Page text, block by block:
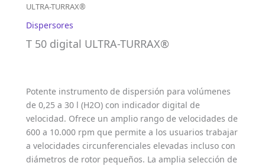
ULTRA-TURRAX®
Dispersores
T 50 digital ULTRA-TURRAX®
Potente instrumento de dispersión para volúmenes
de 0,25 a 30 l (H2O) con indicador digital de
velocidad. Ofrece un amplio rango de velocidades de
600 a 10.000 rpm que permite a los usuarios trabajar
a velocidades circunferenciales elevadas incluso con
diámetros de rotor pequeños. La amplia selección de